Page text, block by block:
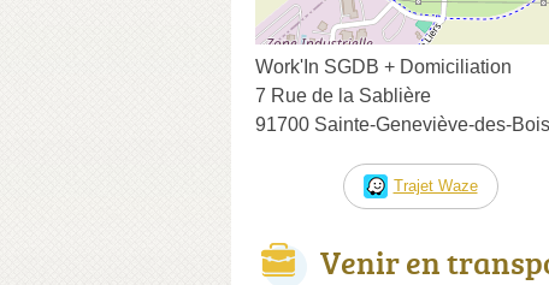
Work'In SGDB + Domiciliation
7 Rue de la Sablière
91700 Sainte-Geneviève-des-Bois
Trajet Waze
Venir en